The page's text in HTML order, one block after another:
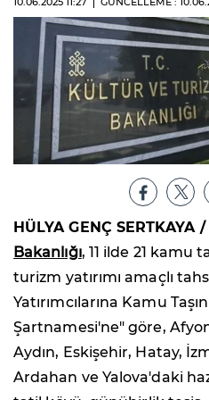
HÜLYA GENÇ SERTKAYA /
Bakanlığı, 11 ilde 21 kamu
turizm yatırımı amaçlı
Yatırımcılarına Kamu
Şartnamesi'ne" göre,
Aydın, Eskişehir, Hatay,
Ardahan ve Yalova'daki